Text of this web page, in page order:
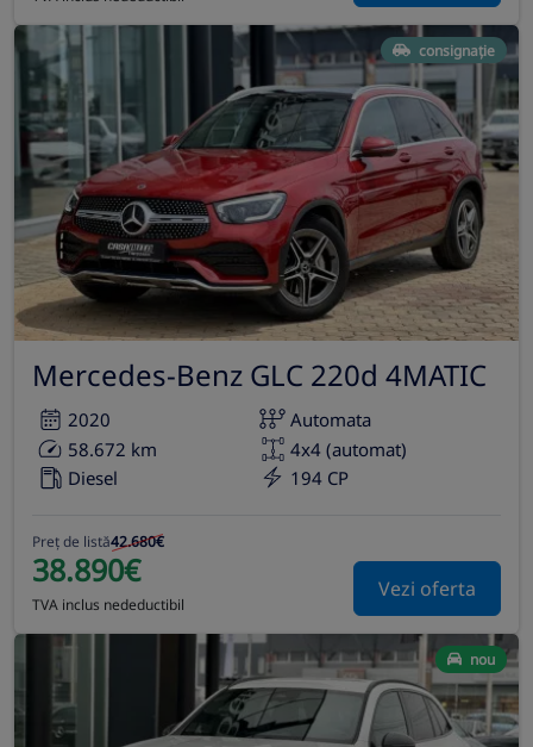
consignație
Mercedes-Benz GLC 220d 4MATIC
2020
Automata
58.672 km
4x4 (automat)
Diesel
194 CP
Preț de listă42.680€
38.890€
TVA inclus nedeductibil
Vezi oferta
nou